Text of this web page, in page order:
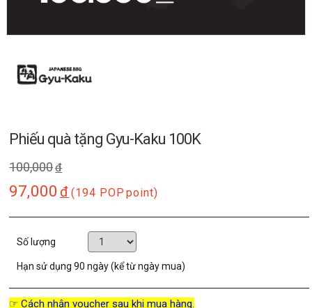
Phiếu quà tặng Gyu-Kaku 100K
100,000đ
97,000 đ (194 POP point)
Số lượng
Hạn sử dụng90 ngày (kể từ ngày mua)
☞ Cách nhận voucher sau khi mua hàng.